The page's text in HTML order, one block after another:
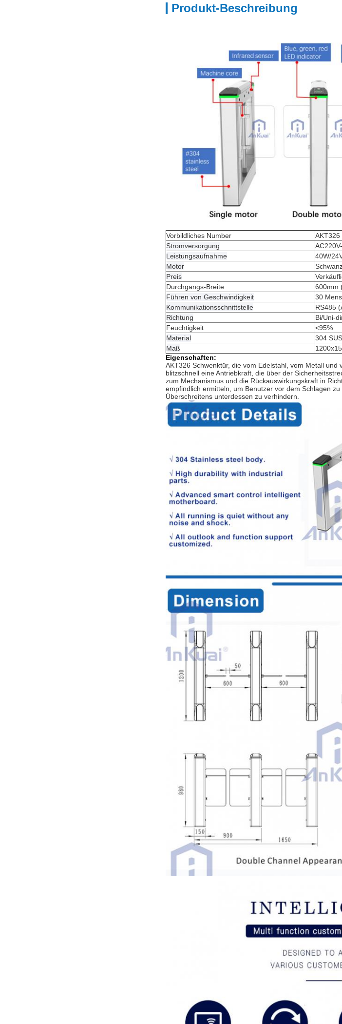
Produkt-Beschreibung
Vorbildliches Number
AKT326
Stromversorgung
Leistungsaufnahme
40W/
Motor
Preis
Durchgangs-Breite
600mm
Führen von Geschwindigkeit
30
Kommunikationsschnittstelle
RS485
Richtung
Bi/Uni-
Feuchtigkeit
<95%
Material
304
Maß
Eigenschaften:
AKT326 Schwenktür, die vom Edelstahl, vom Metall
blitzschnell eine Antriebkraft, die über der
zum Mechanismus und die Rückauswirkungskraft in
empfindlich ermitteln, um Benutzer vor dem Schlagen
Überschreitens unterdessen zu verhindern.